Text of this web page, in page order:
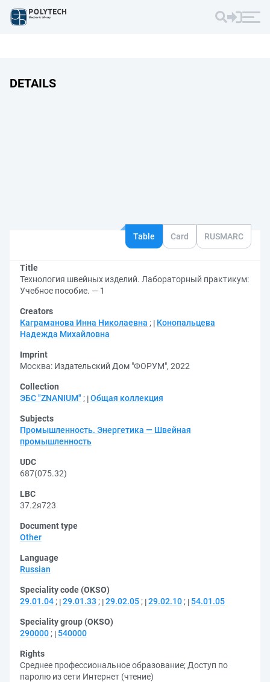
DETAILS
Table Card RUSMARC
Title
Технология швейных изделий. Лабораторный практикум:
Учебное пособие. — 1
Creators
Каграманова Инна Николаевна ;
Конопальцева
Надежда Михайловна
Imprint
Москва: Издательский Дом "ФОРУМ", 2022
Collection
ЭБС "ZNANIUM" ; Общая коллекция
Subjects
Промышленность. Энергетика — Швейная
промышленность
UDC
687(075.32)
LBC
37.2я723
Document type
Other
Language
Russian
Speciality code (OKSO)
29.01.04 ; 29.01.33 ; 29.02.05 ; 29.02.10 ; 54.01.05
Speciality group (OKSO)
290000 ; 540000
Rights
Среднее профессиональное образование; Доступ по
паролю из сети Интернет (чтение)